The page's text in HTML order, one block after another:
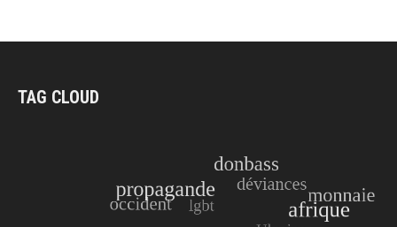
TAG CLOUD